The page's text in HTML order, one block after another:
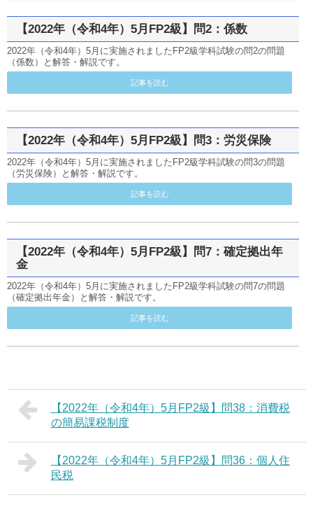
【2022年（令和4年）5月FP2級】問2：係数
2022年（令和4年）5月に実施されましたFP2級学科試験の問2の問題
（係数）と解答・解説です。
記事を読む
【2022年（令和4年）5月FP2級】問3：労災保険
2022年（令和4年）5月に実施されましたFP2級学科試験の問3の問題
（労災保険）と解答・解説です。
記事を読む
【2022年（令和4年）5月FP2級】問7：確定拠出年
金
2022年（令和4年）5月に実施されましたFP2級学科試験の問7の問題
（確定拠出年金）と解答・解説です。
記事を読む
【2022年（令和4年）5月FP2級】問38：消費税
の簡易課税制度
【2022年（令和4年）5月FP2級】問36：個人住
民税